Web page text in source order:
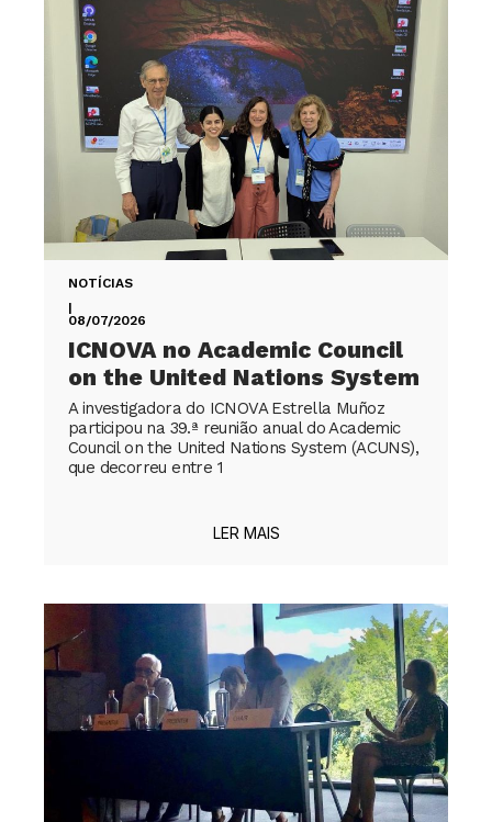
NOTÍCIAS
|
08/07/2026
ICNOVA no Academic Council
on the United Nations System
A investigadora do ICNOVA Estrella Muñoz
participou na 39.ª reunião anual do Academic
Council on the United Nations System (ACUNS),
que decorreu entre 1
LER MAIS